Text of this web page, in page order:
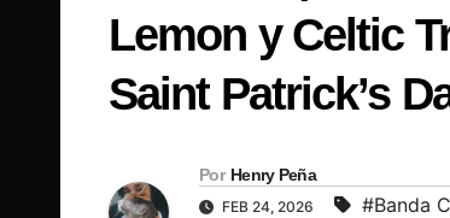
Lemon y Celtic
Saint Patrick’s
Por Henry Peña
FEB 24, 2026 #Banda